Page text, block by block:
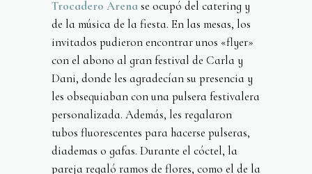
Trocadero Arenase ocupó del catering y
de la música de la fiesta. En las mesas, los
invitados pudieron encontrar unos «flyer»
con el abono al gran festival de Carla y
Dani, donde les agradecían su presencia y
les obsequiaban con una pulsera festivalera
personalizada. Además, les regalaron
tubos fluorescentes para hacerse pulseras,
diademas o gafas. Durante el cóctel, la
pareja regaló ramos de flores, como el de la